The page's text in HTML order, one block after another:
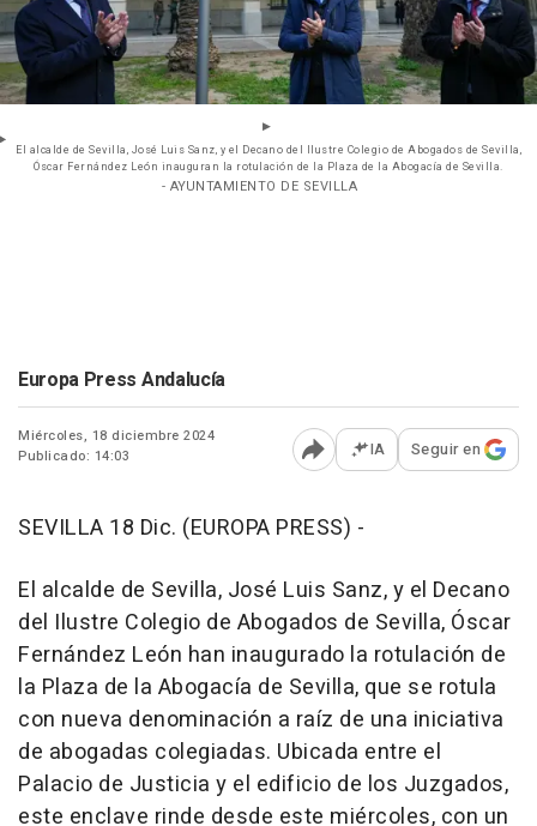
El alcalde de Sevilla, José Luis Sanz, y el Decano del Ilustre Colegio de Abogados de Sevilla,
Óscar Fernández León inauguran la rotulación de la Plaza de la Abogacía de Sevilla.
- AYUNTAMIENTO DE SEVILLA
Europa Press Andalucía
Miércoles, 18 diciembre 2024
Publicado: 14:03
Abrir opciones para
IA Seguir en
SEVILLA 18 Dic. (EUROPA PRESS) -
El alcalde de Sevilla, José Luis Sanz, y el Decano
del Ilustre Colegio de Abogados de Sevilla, Óscar
Fernández León han inaugurado la rotulación de
la Plaza de la Abogacía de Sevilla, que se rotula
con nueva denominación a raíz de una iniciativa
de abogadas colegiadas. Ubicada entre el
Palacio de Justicia y el edificio de los Juzgados,
este enclave rinde desde este miércoles, con un